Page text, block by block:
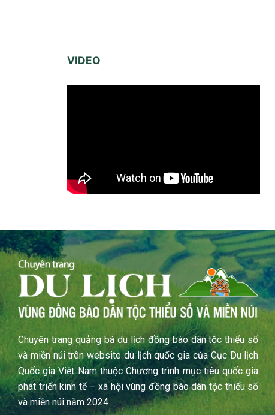
VIDEO
Chuyên trang quảng bá du lịch đồng bào dân tộc thiểu số
và miền núi trên website du lịch quốc gia của Cục Du lịch
Quốc gia Việt Nam thuộc Chương trình mục tiêu quốc gia
phát triển kinh tế – xã hội vùng đồng bào dân tộc thiểu số
và miền núi năm 2024